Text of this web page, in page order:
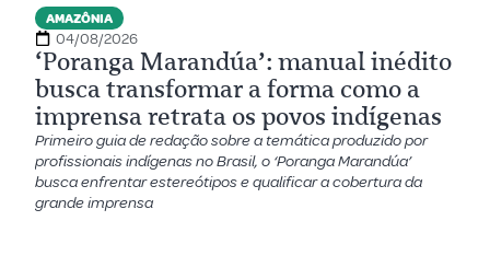
AMAZÔNIA
04/08/2026
‘Poranga Marandúa’: manual inédito
busca transformar a forma como a
imprensa retrata os povos indígenas
Primeiro guia de redação sobre a temática produzido por
profissionais indígenas no Brasil, o ‘Poranga Marandúa’
busca enfrentar estereótipos e qualificar a cobertura da
grande imprensa